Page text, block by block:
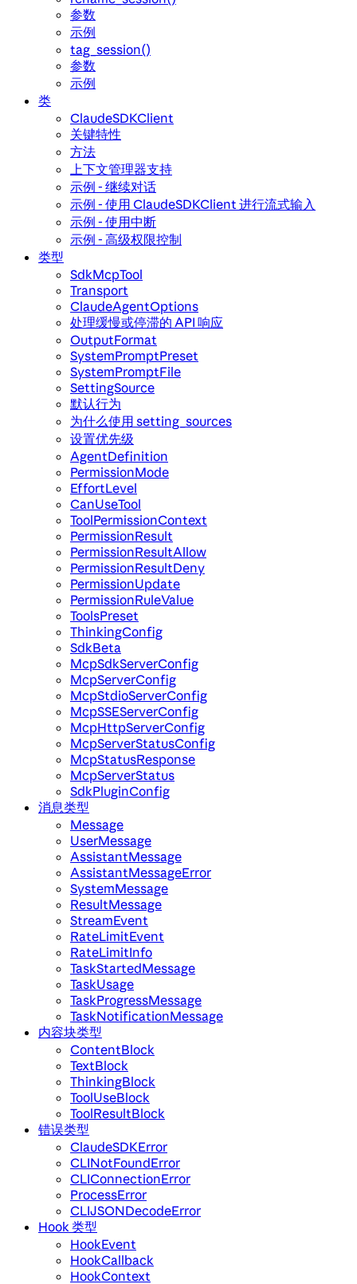
参数
示例
tag_session()
参数
示例
类
ClaudeSDKClient
关键特性
方法
上下文管理器支持
示例 - 继续对话
示例 - 使用 ClaudeSDKClient 进行流式输入
示例 - 使用中断
示例 - 高级权限控制
类型
SdkMcpTool
Transport
ClaudeAgentOptions
处理缓慢或停滞的 API 响应
OutputFormat
SystemPromptPreset
SystemPromptFile
SettingSource
默认行为
为什么使用 setting_sources
设置优先级
AgentDefinition
PermissionMode
EffortLevel
CanUseTool
ToolPermissionContext
PermissionResult
PermissionResultAllow
PermissionResultDeny
PermissionUpdate
PermissionRuleValue
ToolsPreset
ThinkingConfig
SdkBeta
McpSdkServerConfig
McpServerConfig
McpStdioServerConfig
McpSSEServerConfig
McpHttpServerConfig
McpServerStatusConfig
McpStatusResponse
McpServerStatus
SdkPluginConfig
消息类型
Message
UserMessage
AssistantMessage
AssistantMessageError
SystemMessage
ResultMessage
StreamEvent
RateLimitEvent
RateLimitInfo
TaskStartedMessage
TaskUsage
TaskProgressMessage
TaskNotificationMessage
内容块类型
ContentBlock
TextBlock
ThinkingBlock
ToolUseBlock
ToolResultBlock
错误类型
ClaudeSDKError
CLINotFoundError
CLIConnectionError
ProcessError
CLIJSONDecodeError
Hook 类型
HookEvent
HookCallback
HookContext